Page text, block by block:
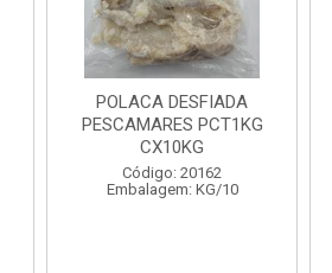
POSTA CORVINA PACOTE
1KG PESCAMARES CX
15KG
Código: 22469
Embalagem: KG/15